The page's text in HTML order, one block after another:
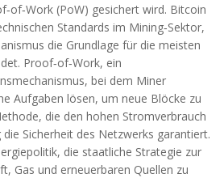
(PoW) gesichert wird. Bitcoin
Standards im Mining‑Sektor,
die Grundlage für die meisten
Proof‑of‑Work, ein
bei dem Miner
Aufgaben lösen, um neue Blöcke zu
die den hohen Stromverbrauch
Sicherheit des Netzwerks garantiert.
, die staatliche Strategie zur
Gas und erneuerbaren Quellen zu